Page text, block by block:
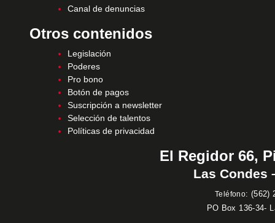
Canal de denuncias
Otros contenidos
Legislación
Poderes
Pro bono
Botón de pagos
Suscripción a newsletter
Selección de talentos
Políticas de privacidad
El Regidor 66,
Las Condes
Teléfono: (562)
PO Box 136-34-